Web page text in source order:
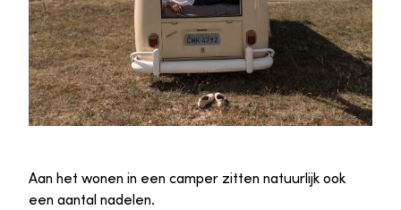
Aan het wonen in een camper zitten natuurlijk ook
een aantal nadelen.